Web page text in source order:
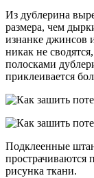
Из дублерина
размера, чем
изнанке джинсов
никак не
полосками
приклеивается
Подклеенные
прострачиваются
рисунка ткани.